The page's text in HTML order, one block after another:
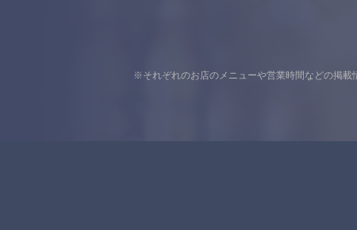
※それぞれのお店のメニューや営業時間などの掲載